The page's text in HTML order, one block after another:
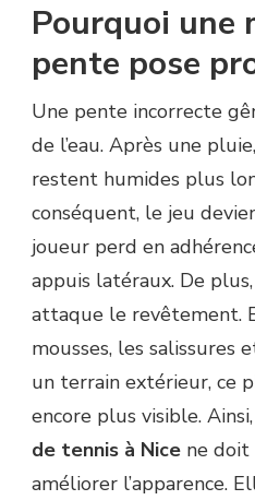
Pourquoi une
pente pose
Une pente incorrecte
de l’eau. Après une
restent humides plus
conséquent, le jeu
joueur perd en
appuis latéraux. De
attaque le revêtement.
mousses, les salissures
un terrain extérieur, ce
encore plus visible.
de tennis à Nice ne doit
améliorer l’apparence.